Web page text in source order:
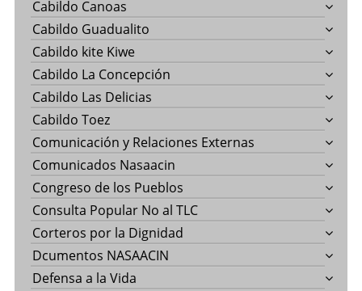
Cabildo Canoas
Cabildo Guadualito
Cabildo kite Kiwe
Cabildo La Concepción
Cabildo Las Delicias
Cabildo Toez
Comunicación y Relaciones Externas
Comunicados Nasaacin
Congreso de los Pueblos
Consulta Popular No al TLC
Corteros por la Dignidad
Dcumentos NASAACIN
Defensa a la Vida